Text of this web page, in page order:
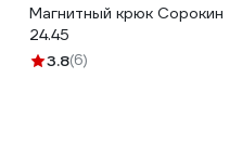
Магнитный крюк Сорокин
24.45
3.8(6)